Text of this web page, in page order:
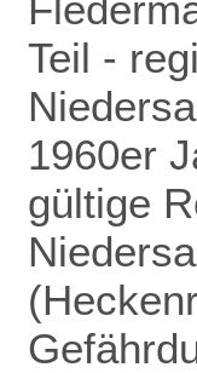
Teil -
1960er
gültige